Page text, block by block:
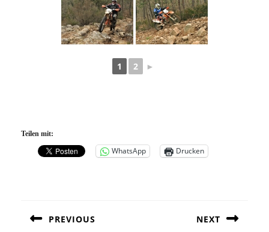
1 2 ►
Teilen mit:
WhatsApp Drucken
PREVIOUS NEXT